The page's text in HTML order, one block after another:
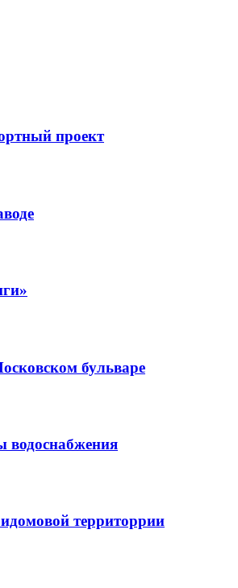
проект
бульваре
водоснабжения
территоррии